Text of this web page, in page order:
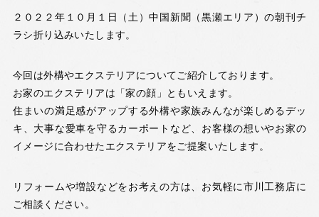
２０２２年１０月１日（土）中国新聞（黒瀬エリア）の朝刊チ
ラシ折り込みいたします。
今回は外構やエクステリアについてご紹介しております。
お家のエクステリアは「家の顔」ともいえます。
住まいの満足感がアップする外構や家族みんなが楽しめるデッ
キ、大事な愛車を守るカーポートなど、お客様の想いやお家の
イメージに合わせたエクステリアをご提案いたします。
リフォームや増設などをお考えの方は、お気軽に市川工務店に
ご相談ください。